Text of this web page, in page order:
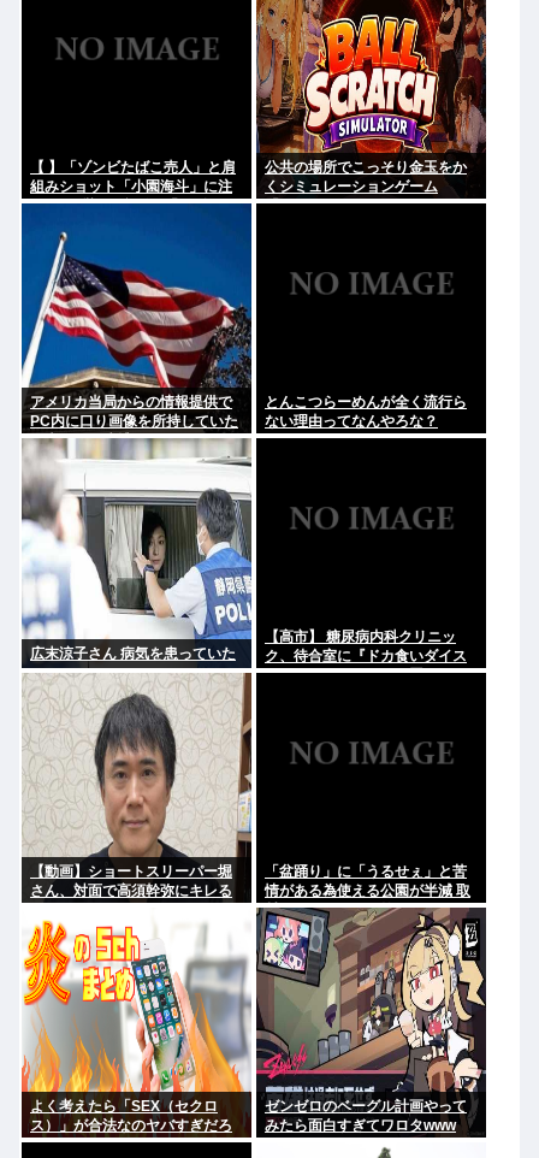
【 】「ゾンビたばこ売人」と肩
組みショット「小園海斗」に注
がれる”厳しい視線” 「レギュラ
公共の場所でこっそり金玉をか
くシミュレーションゲーム
「Ball Scratch Simulator」が
アメリカ当局からの情報提供で
PC内に口り画像を所持していた
日本人男を逮捕
とんこつらーめんが全く流行ら
ない理由ってなんやろな？
広末涼子さん 病気を患っていた
【高市】 糖尿病内科クリニッ
ク、待合室に『ドカ食いダイス
キ！もちづきさん』を置いてし
【動画】ショートスリーパー堀
さん、対面で高須幹弥にキレる
「盆踊り」に「うるせぇ」と苦
情がある為使える公園が半減 取
材ではうるさいと答える住民は
おらず こどおじみたいのが電話
してんだろな
よく考えたら「SEX（セクロ
ス）」が合法なのヤバすぎだろ
ゼンゼロのベーグル計画やって
みたら面白すぎてワロタwww